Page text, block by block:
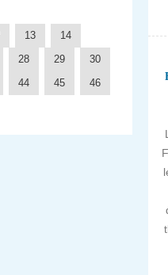
13
14
28 29
30
44 45
46